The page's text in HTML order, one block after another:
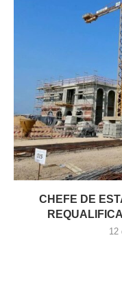
CHEFE DE
12